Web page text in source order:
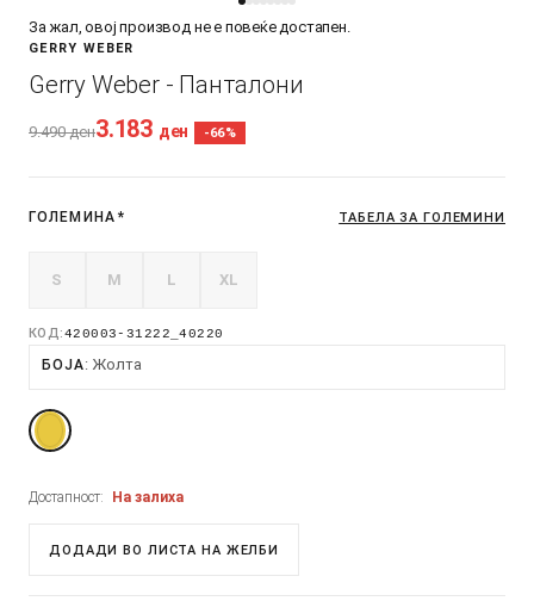
За жал, овој производ не е повеќе достапен.
GERRY WEBER
Gerry Weber - Панталони
9.490ден3.183 ден -66%
ГОЛЕМИНА * ТАБЕЛА ЗА ГОЛЕМИНИ
S M L XL
КОД:420003-31222_40220
БОЈА Жолта
Достапност: На залиха
ДОДАДИ ВО ЛИСТА НА ЖЕЛБИ